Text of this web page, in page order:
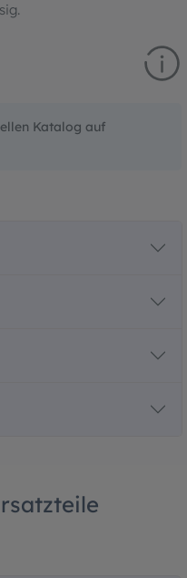
Katalog auf